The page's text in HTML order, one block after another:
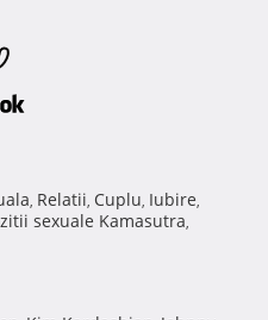
, Relatii, Cuplu, Iubire,
sexuale Kamasutra,